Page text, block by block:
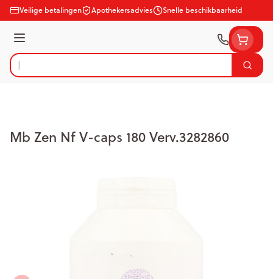
Ga naar de inhoud
Veilige betalingen Apothekersadvies Snelle beschikbaarheid
Menu
Product, merk, categorie...
Zoek
Mb Zen Nf V-caps 180 Verv.3282860